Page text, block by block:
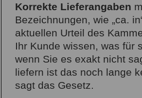
Korrekte Lieferangaben
Bezeichnungen, wie „ca.
aktuellen Urteil des
Ihr Kunde wissen, was für
wenn Sie es exakt nicht
liefern ist das noch lange
sagt das Gesetz.